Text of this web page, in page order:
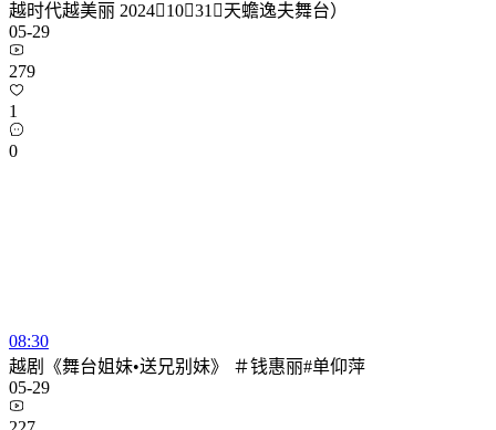
越时代越美丽 20241031（天蟾逸夫舞台）
05-29
279
1
0
08:30
越剧《舞台姐妹•送兄别妹》 ＃钱惠丽#单仰萍
05-29